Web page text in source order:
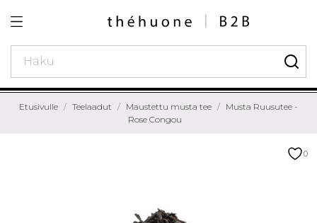
Etusivulle Teelaadut Maustettu musta tee
Musta Ruusutee -
Rose Congou
0